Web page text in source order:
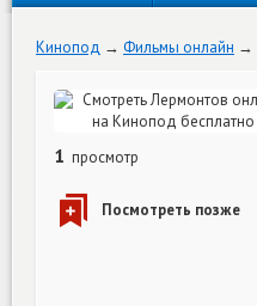
Кинопод Фильмы онлайн
1 просмотр